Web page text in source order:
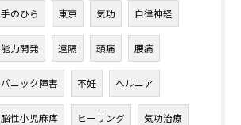
手のひら 東京 気功 自律神経
能力開発 遠隔 頭痛 腰痛
パニック障害 不妊 ヘルニア
脳性小児麻痺 ヒーリング 気功治療